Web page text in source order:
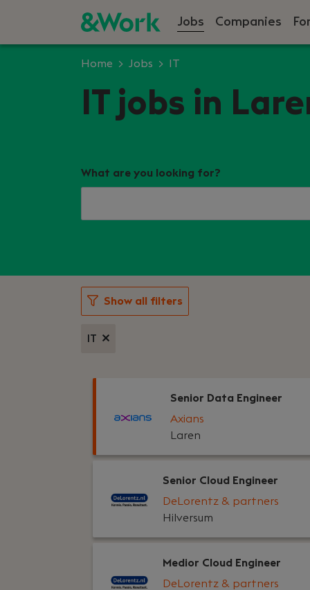
Jobs Companies
Home Jobs IT
IT jobs in
What are you looking for?
Show all filters
IT
Senior Data Engineer
Axians
Laren
Senior Cloud Engineer
DeLorentz & partners
Hilversum
Medior Cloud Engineer
DeLorentz & partners